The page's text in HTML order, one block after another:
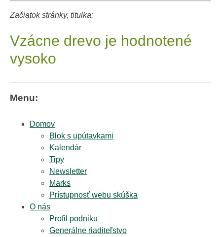
Začiatok stránky, titulka:
Vzácne drevo je hodnotené
vysoko
Menu:
Domov
Blok s upútavkami
Kalendár
Tipy
Newsletter
Marks
Prístupnosť webu skúška
O nás
Profil podniku
Generálne riaditeľstvo